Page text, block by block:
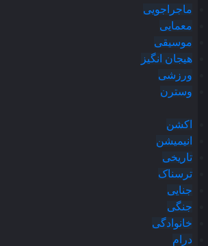
ماجراجویی
معمایی
موسیقی
هیجان انگیز
ورزشی
وسترن
اکشن
انیمیشن
تاریخی
ترسناک
جنایی
جنگی
خانوادگی
درام